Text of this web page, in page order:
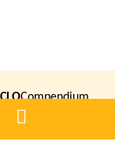
inhoud
gaan
CLOCompendium
voor de
Home